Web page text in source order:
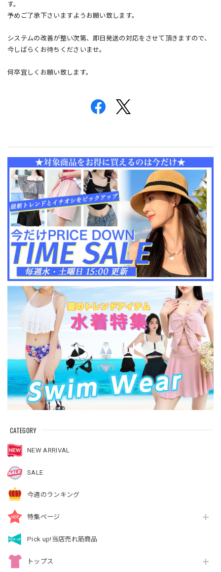
CATEGORY
NEW ARRIVAL
SALE
今週のランキング
特集ページ
Pick up!当店売れ筋商品
トップス
す。
予めご了承下さいますようお願い致します。
システムの改善が整い次第、即日発送の対応をさせて頂きますので、
今しばらくお待ちくださいませ。
何卒宜しくお願い致します。